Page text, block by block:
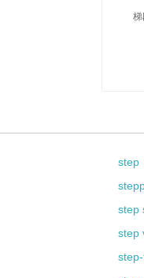
step
step
step